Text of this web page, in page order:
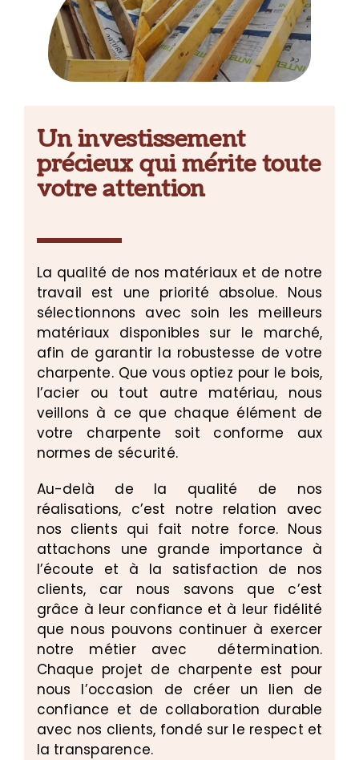
Un investissement
précieux qui mérite toute
votre attention
La qualité de nos matériaux et de notre
travail est une priorité absolue. Nous
sélectionnons avec soin les meilleurs
matériaux disponibles sur le marché,
afin de garantir la robustesse de votre
charpente. Que vous optiez pour le bois,
l’acier ou tout autre matériau, nous
veillons à ce que chaque élément de
votre charpente soit conforme aux
normes de sécurité.
Au-delà de la qualité de nos
réalisations, c’est notre relation avec
nos clients qui fait notre force. Nous
attachons une grande importance à
l’écoute et à la satisfaction de nos
clients, car nous savons que c’est
grâce à leur confiance et à leur fidélité
que nous pouvons continuer à exercer
notre métier avec détermination.
Chaque projet de charpente est pour
nous l’occasion de créer un lien de
confiance et de collaboration durable
avec nos clients, fondé sur le respect et
la transparence.